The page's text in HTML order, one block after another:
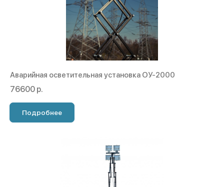
Аварийная осветительная установка ОУ-2000
76600 р.
Подробнее